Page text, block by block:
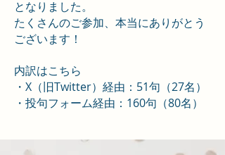
となりました。
たくさんのご参加、本当にありがとう
ございます！
内訳はこちら
・X（旧Twitter）経由：51句（27名）
・投句フォーム経由：160句（80名）